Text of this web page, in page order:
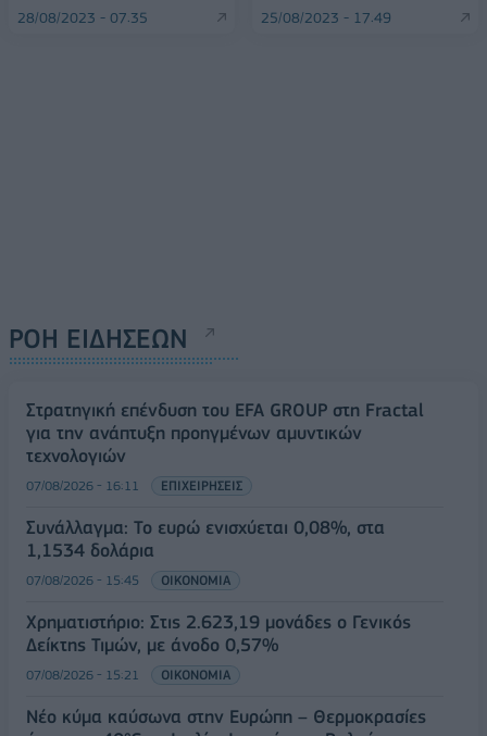
28/08/2023 - 07:35 25/08/2023 - 17:49
ΡΟΗ ΕΙΔΗΣΕΩΝ
Στρατηγική επένδυση του EFA GROUP στη Fractal
για την ανάπτυξη προηγμένων αμυντικών
τεχνολογιών
07/08/2026 - 16:11 ΕΠΙΧΕΙΡΗΣΕΙΣ
Συνάλλαγμα: Το ευρώ ενισχύεται 0,08%, στα
1,1534 δολάρια
07/08/2026 - 15:45 ΟΙΚΟΝΟΜΙΑ
Χρηματιστήριο: Στις 2.623,19 μονάδες ο Γενικός
Δείκτης Τιμών, με άνοδο 0,57%
07/08/2026 - 15:21 ΟΙΚΟΝΟΜΙΑ
Νέο κύμα καύσωνα στην Ευρώπη – Θερμοκρασίες